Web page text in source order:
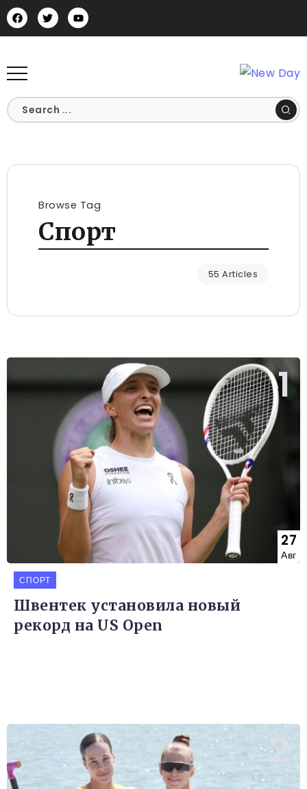
Browse Tag
Спорт
55 Articles
27
Авг
СПОРТ
Швентек установила новый
рекорд на US Open